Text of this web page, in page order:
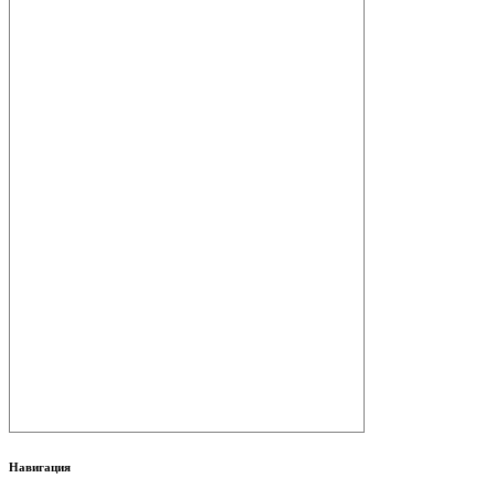
Навигация